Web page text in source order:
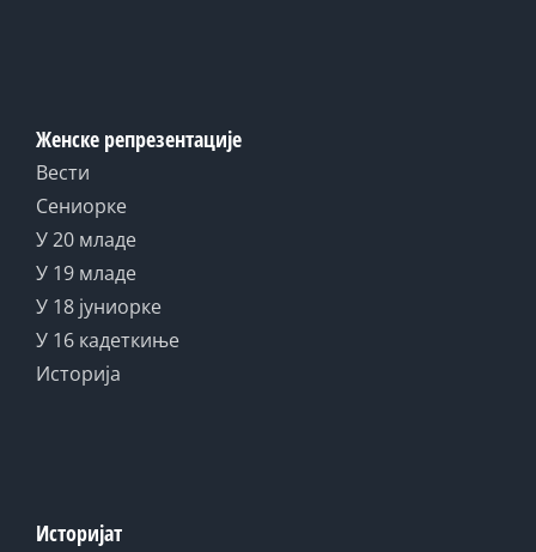
Женске репрезентације
Вести
Сениорке
У 20 младе
У 19 младе
У 18 јуниорке
У 16 кадеткиње
Историја
Историјат